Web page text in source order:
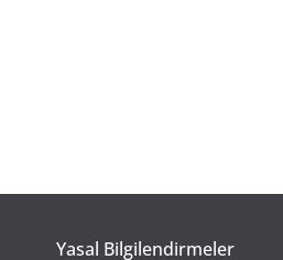
Yasal Bilgilendirmeler